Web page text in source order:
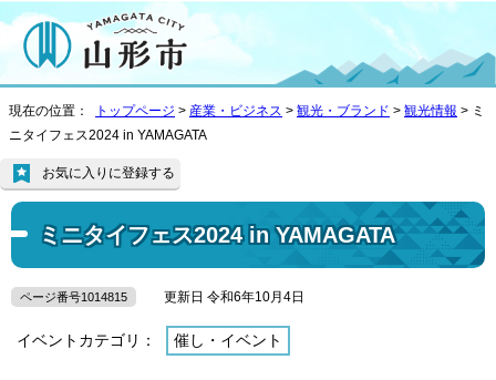
現在の位置： トップページ > 産業・ビジネス > 観光・ブランド > 観光情報 > ミ
ニタイフェス2024 in YAMAGATA
ミニタイフェス2024 in YAMAGATA
お気に入りに登録する
ページ番号1014815 更新日 令和6年10月4日
イベントカテゴリ： 催し・イベント